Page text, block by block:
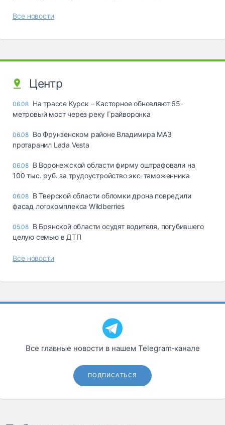
Все новости
Центр
06.08 На трассе Курск – Касторное обновляют 65-
метровый мост через реку Грайворонка
06.08 Во Фрунзенском районе Владимира МАЗ
протаранил Lada Vesta
06.08 В Воронежской области фирму оштрафовали на
100 тыс. руб. за трудоустройство экс-таможенника
06.08 В Тверской области обломки дрона повредили
фасад логокомплекса Wildberries
05.08 В Брянской области осудят водителя, погубившего
целую семью в ДТП
Все новости
Все главные новости в нашем Telegram‑канале
ПОДПИСАТЬСЯ